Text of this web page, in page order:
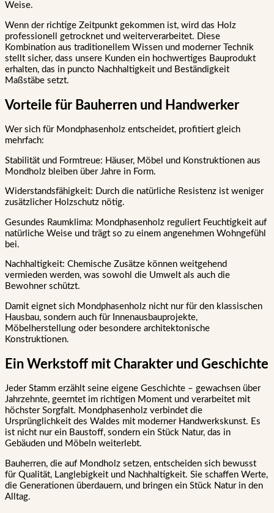
Weise.
Wenn der richtige Zeitpunkt gekommen ist, wird das Holz
professionell getrocknet und weiterverarbeitet. Diese
Kombination aus traditionellem Wissen und moderner Technik
stellt sicher, dass unsere Kunden ein hochwertiges Bauprodukt
erhalten, das in puncto Nachhaltigkeit und Beständigkeit
Maßstäbe setzt.
Vorteile für Bauherren und Handwerker
Wer sich für Mondphasenholz entscheidet, profitiert gleich
mehrfach:
Stabilität und Formtreue: Häuser, Möbel und Konstruktionen aus
Mondholz bleiben über Jahre in Form.
Widerstandsfähigkeit: Durch die natürliche Resistenz ist weniger
zusätzlicher Holzschutz nötig.
Gesundes Raumklima: Mondphasenholz reguliert Feuchtigkeit auf
natürliche Weise und trägt so zu einem angenehmen Wohngefühl
bei.
Nachhaltigkeit: Chemische Zusätze können weitgehend
vermieden werden, was sowohl die Umwelt als auch die
Bewohner schützt.
Damit eignet sich Mondphasenholz nicht nur für den klassischen
Hausbau, sondern auch für Innenausbauprojekte,
Möbelherstellung oder besondere architektonische
Konstruktionen.
Ein Werkstoff mit Charakter und Geschichte
Jeder Stamm erzählt seine eigene Geschichte – gewachsen über
Jahrzehnte, geerntet im richtigen Moment und verarbeitet mit
höchster Sorgfalt. Mondphasenholz verbindet die
Ursprünglichkeit des Waldes mit moderner Handwerkskunst. Es
ist nicht nur ein Baustoff, sondern ein Stück Natur, das in
Gebäuden und Möbeln weiterlebt.
Bauherren, die auf Mondholz setzen, entscheiden sich bewusst
für Qualität, Langlebigkeit und Nachhaltigkeit. Sie schaffen Werte,
die Generationen überdauern, und bringen ein Stück Natur in den
Alltag.